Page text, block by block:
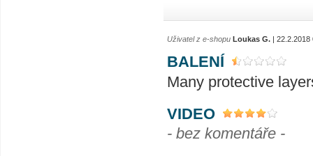
Uživatel z e-shopu Loukas G. | 22.2.2018
BALENÍ
Many protective
VIDEO
- bez komentáře -